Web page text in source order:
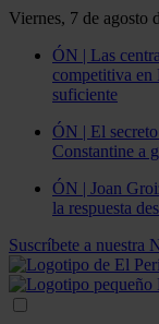
Viernes, 7 de agosto
ÓN | Las
competitiva en
suficiente
ÓN | El
Constantine a
ÓN | Joan
la respuesta
Suscríbete a nuestra